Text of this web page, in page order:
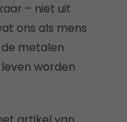
– niet uit
ons als mens
metalen
worden